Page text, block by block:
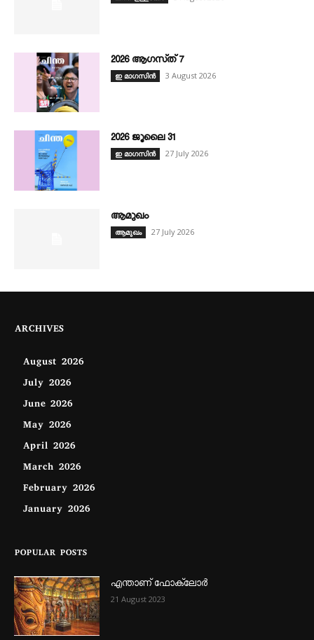
2026 ആഗസ്‌ത്‌ 7
ഇ മാഗസിൻ 3 August 2026
2026 ജൂലൈ 31
ഇ മാഗസിൻ 27 July 2026
ആമുഖം
ആമുഖം 27 July 2026
ARCHIVES
August 2026
July 2026
June 2026
May 2026
April 2026
March 2026
February 2026
January 2026
POPULAR POSTS
എന്താണ്‌ ഫോക്‌ലോർ
21 August 2023